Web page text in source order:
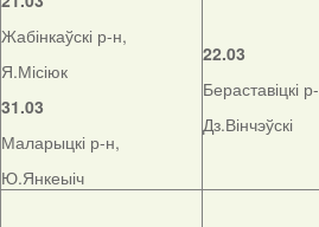
Жабінкаўскі р-н,
Я.Місіюк
31.03
Маларыцкі р-н,
Ю.Янкеыіч
22.03
Бераставіцкі
Дз.Вінчэўскі